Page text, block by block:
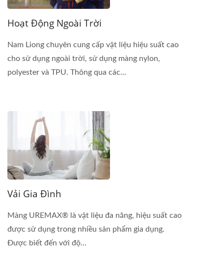
Hoạt Động Ngoài Trời
Nam Liong chuyên cung cấp vật liệu hiệu suất cao
cho sử dụng ngoài trời, sử dụng màng nylon,
polyester và TPU. Thông qua các...
Vải Gia Đình
Màng UREMAX® là vật liệu đa năng, hiệu suất cao
được sử dụng trong nhiều sản phẩm gia dụng.
Được biết đến với độ...